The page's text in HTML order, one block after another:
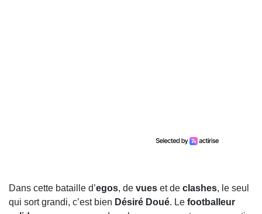
Dans cette bataille d’egos, de vues et de clashes, le seul
qui sort grandi, c’est bien Désiré Doué. Le footballeur